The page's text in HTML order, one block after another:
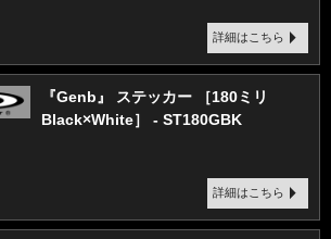
詳細はこちら
『Genb』 ステッカー ［180ミリ
Black×White］ - ST180GBK
詳細はこちら